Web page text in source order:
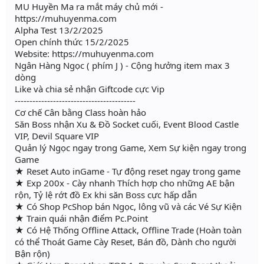
MU Huyền Ma ra mắt máy chủ mới -
https://muhuyenma.com
Alpha Test 13/2/2025
Open chính thức 15/2/2025
Website: https://muhuyenma.com
Ngân Hàng Ngọc ( phím J ) - Cộng hưởng item max 3
dòng
Like và chia sẻ nhận Giftcode cực Vip
-----------------------------------------
Cơ chế Cân bằng Class hoàn hảo
Săn Boss nhận Xu & Đồ Socket cuối, Event Blood Castle
VIP, Devil Square VIP
Quản lý Ngọc ngay trong Game, Xem Sự kiện ngay trong
Game
★ Reset Auto inGame - Tự động reset ngay trong game
★ Exp 200x - Cày nhanh Thích hợp cho những AE bận
rộn, Tỷ lệ rớt đồ Ex khi săn Boss cực hấp dẫn
★ Có Shop PcShop bán Ngọc, lông vũ và các Vé Sự Kiện
★ Train quái nhận điểm Pc.Point
★ Có Hệ Thống Offline Attack, Offline Trade (Hoàn toàn
có thể Thoát Game Cày Reset, Bán đồ, Dành cho người
Bận rộn)